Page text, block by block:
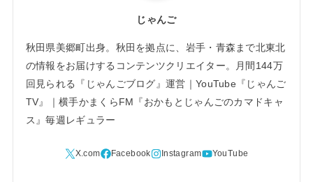
じゃんご
秋田県美郷町出身。秋田を拠点に、岩手・青森まで北東北
の情報をお届けするコンテンツクリエイター。月間144万
回見られる『じゃんごブログ』運営｜YouTube『じゃんご
TV』｜横手かまくらFM『おかもとじゃんごのカマドキャ
ス』毎週レギュラー